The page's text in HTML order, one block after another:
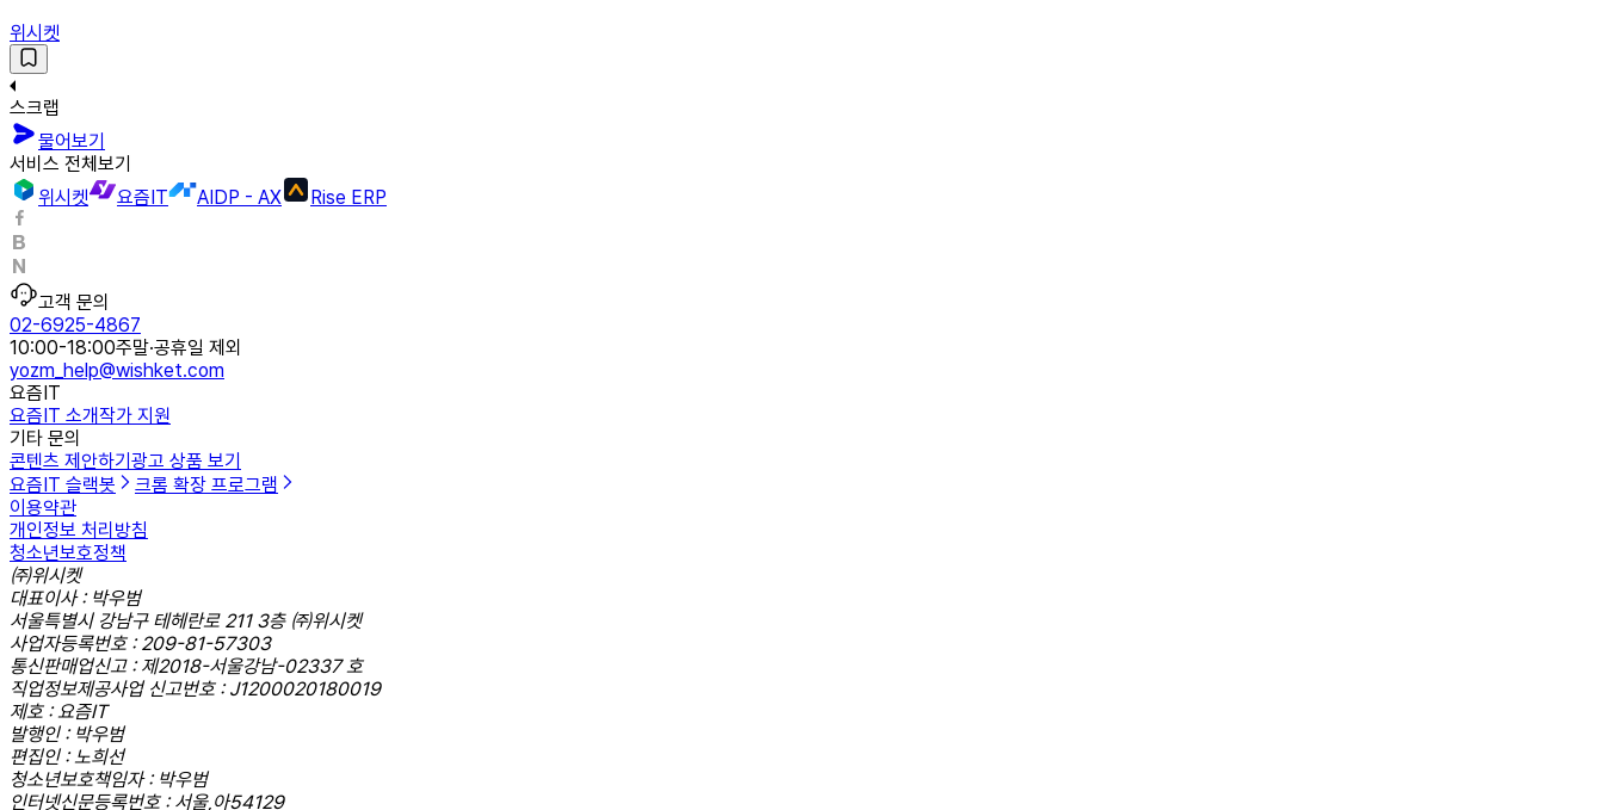
위시켓
스크랩
물어보기
서비스 전체보기
위시켓
요즘IT AIDP - AX Rise ERP
고객 문의
02-6925-4867
10:00-18:00주말·공휴일 제외
yozm_help@wishket.com
요즘IT
요즘IT 소개작가 지원
기타 문의
콘텐츠 제안하기 광고 상품 보기
요즘IT 슬랙봇
크롬 확장 프로그램
이용약관
개인정보 처리방침
청소년보호정책
㈜위시켓
대표이사 : 박우범
서울특별시 강남구 테헤란로 211 3층 ㈜위시켓
사업자등록번호 : 209-81-57303
통신판매업신고 : 제2018-서울강남-02337 호
직업정보제공사업 신고번호 : J1200020180019
제호 : 요즘IT
발행인 : 박우범
편집인 : 노희선
청소년보호책임자 : 박우범
인터넷신문등록번호 : 서울,아54129